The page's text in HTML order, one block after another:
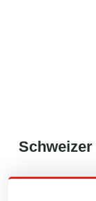
Schweizer